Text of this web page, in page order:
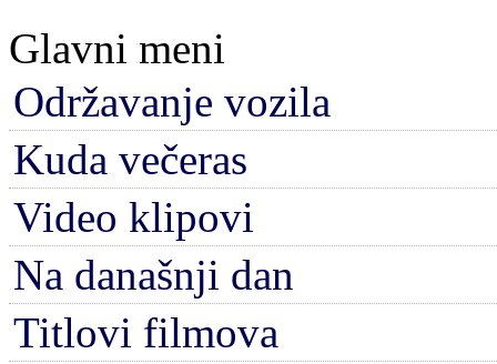
Glavni meni
Održavanje vozila
Kuda večeras
Video klipovi
Na današnji dan
Titlovi filmova